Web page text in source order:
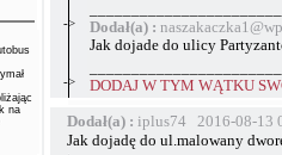
na
->
Dodał(a) :
Jak dojade do ulicy
->
DODAJ W TYM WĄTKU
Dodał(a) : iplus74 2016-08-13
Jak dojadę do ul.malowany